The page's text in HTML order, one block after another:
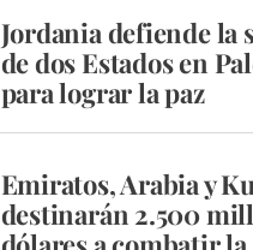
Jordania defiende la
de dos Estados en
para lograr la paz
Emiratos, Arabia y
destinarán 2.500